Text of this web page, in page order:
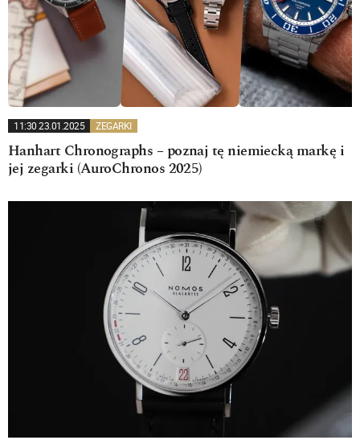
11:30 23.01.2025 ZEGARKI
Hanhart Chronographs – poznaj tę niemiecką markę i
jej zegarki (AuroChronos 2025)